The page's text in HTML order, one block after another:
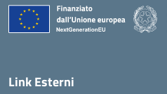
Link Esterni